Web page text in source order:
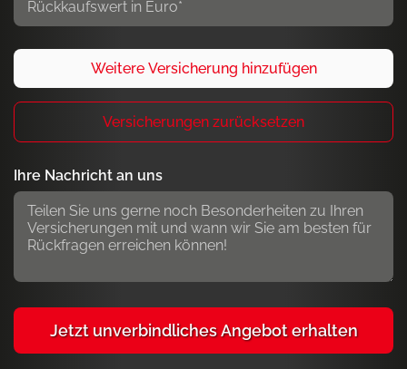
Ihre Nachricht an uns
Jetzt unverbindliches Angebot erhalten